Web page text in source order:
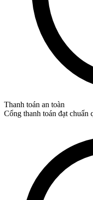
Thanh toán an toàn
Cổng thanh toán đạt chuẩn